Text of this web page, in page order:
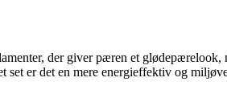
der giver pæren et glødepærelook,
er det en mere energieffektiv og